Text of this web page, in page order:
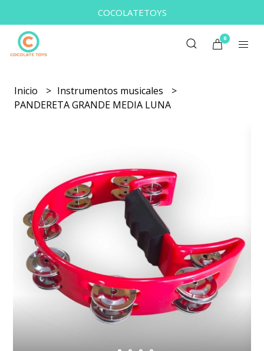
COCOLATETOYS
0
Inicio
Instrumentos musicales
PANDERETA GRANDE MEDIA LUNA